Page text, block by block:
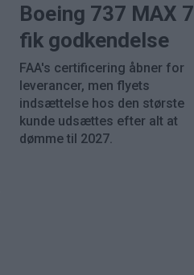
Boeing 737 MAX 7
fik godkendelse
FAA's certificering åbner for
leverancer, men flyets
indsættelse hos den største
kunde udsættes efter alt at
dømme til 2027.